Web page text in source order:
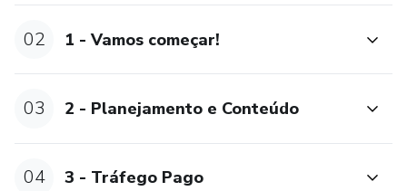
02 1 - Vamos começar!
03 2 - Planejamento e Conteúdo
04 3 - Tráfego Pago